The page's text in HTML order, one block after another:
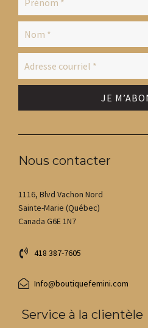
Nous contacter
1116, Blvd Vachon Nord
Sainte-Marie (Québec)
Canada G6E 1N7
418 387-7605
Info@boutiquefemini.com
Service à la clientèle